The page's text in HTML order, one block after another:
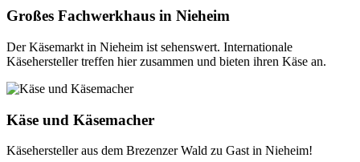
Großes Fachwerkhaus in Nieheim
Der Käsemarkt in Nieheim ist sehenswert. Internationale
Käsehersteller treffen hier zusammen und bieten ihren Käse an.
Käse und Käsemacher
Käsehersteller aus dem Brezenzer Wald zu Gast in Nieheim!